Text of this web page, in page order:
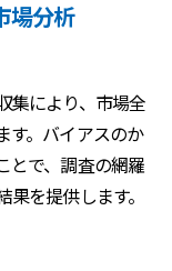
場分析
集により、市場全
す。バイアスのか
とで、調査の網羅
を提供します。